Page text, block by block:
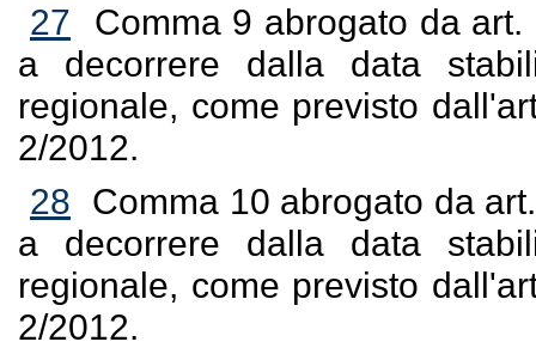
27
Comma 9 abrogato da
a decorrere dalla data
regionale, come previsto
2/2012.
28 Comma 10 abrogato da
a decorrere dalla data
regionale, come previsto
2/2012.